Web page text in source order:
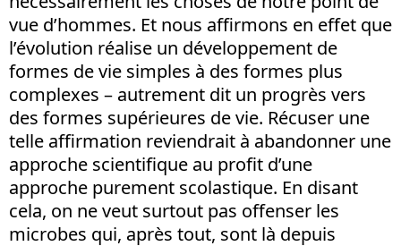
vue d’hommes. Et nous affirmons en effet que
l’évolution réalise un développement de
formes de vie simples à des formes plus
complexes – autrement dit un progrès vers
des formes supérieures de vie. Récuser une
telle affirmation reviendrait à abandonner une
approche scientifique au profit d’une
approche purement scolastique. En disant
cela, on ne veut surtout pas offenser les
microbes qui, après tout, sont là depuis